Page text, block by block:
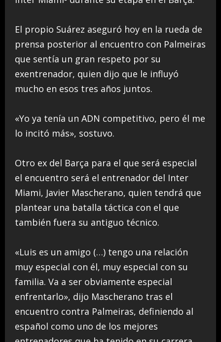
El propio Suárez aseguró hoy en la rueda de
prensa posterior al encuentro con Palmeiras
que sentía un gran respeto por su
exentrenador, quien dijo que le influyó
mucho en esos tres años juntos.
«Yo ya tenía un ADN competitivo, pero él me
lo incitó más», sostuvo.
Otro ex del Barça para el que será especial
el encuentro será el entrenador del Inter
Miami, Javier Mascherano, quien tendrá que
plantear una batalla táctica con el que
también fuera su antiguo técnico.
«Luis es un amigo (…) tengo una relación
muy especial con él, muy especial con su
familia. Va a ser obviamente especial
enfrentarlo», dijo Mascherano tras el
encuentro contra Palmeiras, definiendo al
español como uno de los mejores